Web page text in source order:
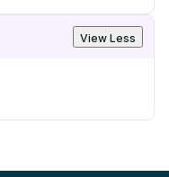
View Less